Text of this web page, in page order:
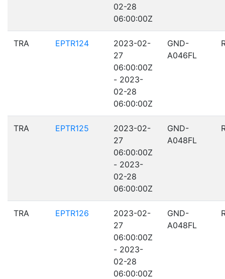
02-28
06:00:00Z
TRA EPTR124
2023-02-
27
06:00:00Z
- 2023-
02-28
06:00:00Z
GND-
A046FL
TRA EPTR125
2023-02-
27
06:00:00Z
- 2023-
02-28
06:00:00Z
GND-
A048FL
TRA EPTR126
2023-02-
27
06:00:00Z
- 2023-
02-28
06:00:00Z
GND-
A048FL